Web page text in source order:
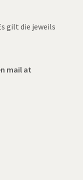
gilt die jeweils
mail at